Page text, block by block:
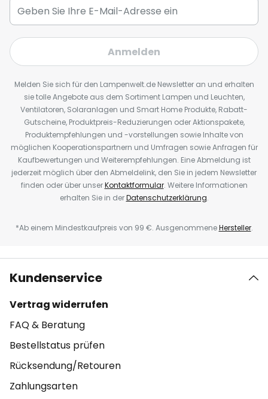
Anmelden
Melden Sie sich für den Lampenwelt.de Newsletter an und erhalten
sie tolle Angebote aus dem Sortiment Lampen und Leuchten,
Ventilatoren, Solaranlagen und Smart Home Produkte, Rabatt-
Gutscheine, Produktpreis-Reduzierungen oder Aktionspakete,
Produktempfehlungen und -vorstellungen sowie Inhalte von
möglichen Kooperationspartnern und Umfragen sowie Anfragen für
Kaufbewertungen und Weiterempfehlungen. Eine Abmeldung ist
jederzeit möglich über den Abmeldelink, den Sie in jedem Newsletter
finden oder über unserKontaktformular. Weitere Informationen
erhalten Sie in derDatenschutzerklärung.
*Ab einem Mindestkaufpreis von 99 €. AusgenommeneHersteller.
Kundenservice
Vertrag widerrufen
FAQ & Beratung
Bestellstatus prüfen
Rücksendung/Retouren
Zahlungsarten